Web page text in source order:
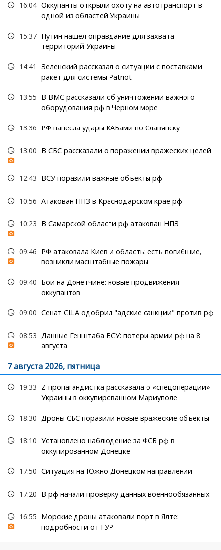
16:04 Оккупанты открыли охоту на автотранспорт в
одной из областей Украины
15:37 Путин нашел оправдание для захвата
территорий Украины
14:41
Зеленский рассказал о ситуации с поставками
ракет для системы Patriot
13:55
В ВМС рассказали об уничтожении важного
оборудования рф в Черном море
13:36 РФ нанесла удары КАБами по Славянску
13:00 В СБС рассказали о поражении вражеских целей
12:43 ВСУ поразили важные объекты рф
10:56 Атакован НПЗ в Краснодарском крае рф
10:23 В Самарской области рф атакован НПЗ
09:46
РФ атаковала Киев и область: есть погибшие,
возникли масштабные пожары
09:40
Бои на Донетчине: новые продвижения
оккупантов
09:00 Сенат США одобрил "адские санкции" против рф
08:53 Данные Генштаба ВСУ: потери армии рф на 8
августа
7 августа 2026, пятница
19:33
Z-пропагандистка рассказала о «спецоперации»
Украины в оккупированном Мариуполе
18:30 Дроны СБС поразили новые вражеские объекты
18:10 Установлено наблюдение за ФСБ рф в
оккупированном Донецке
17:50 Ситуация на Южно-Донецком направлении
17:20 В рф начали проверку данных военнообязанных
16:55
Морские дроны атаковали порт в Ялте:
подробности от ГУР